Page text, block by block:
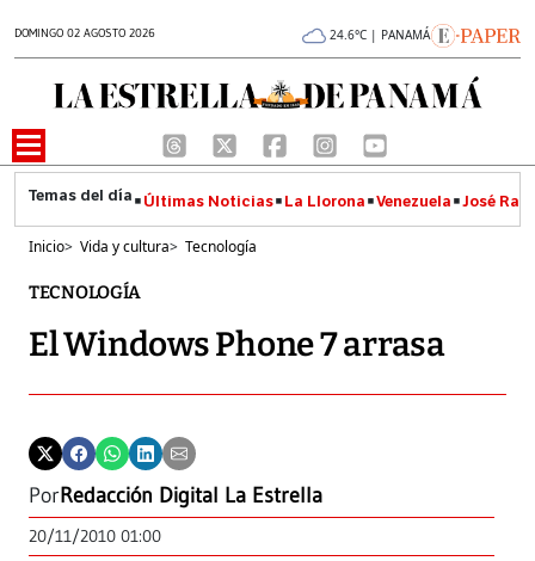
DOMINGO 02 AGOSTO 2026 24.6°C | PANAMÁ
Últimas Noticias La Llorona Venezuela José
Inicio> Vida y cultura> Tecnología
TECNOLOGÍA
El Windows Phone 7 arrasa
PorRedacción Digital La Estrella
20/11/2010 01:00